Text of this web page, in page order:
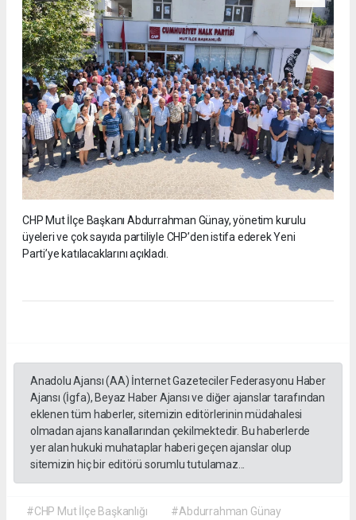
CHP Mut İlçe Başkanı Abdurrahman Günay, yönetim kurulu
üyeleri ve çok sayıda partiliyle CHP’den istifa ederek Yeni
Parti’ye katılacaklarını açıkladı.
Anadolu Ajansı (AA) İnternet Gazeteciler Federasyonu Haber
Ajansı (İgfa), Beyaz Haber Ajansı ve diğer ajanslar tarafından
eklenen tüm haberler, sitemizin editörlerinin müdahalesi
olmadan ajans kanallarından çekilmektedir. Bu haberlerde
yer alan hukuki muhataplar haberi geçen ajanslar olup
sitemizin hiç bir editörü sorumlu tutulamaz...
#CHP Mut İlçe Başkanlığı #Abdurrahman Günay